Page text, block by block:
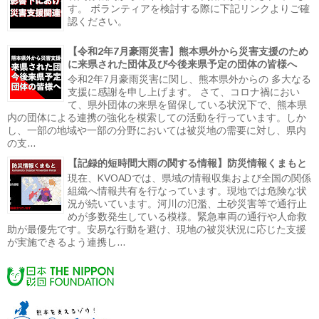
す。 ボランティアを検討する際に下記リンクよりご確
認ください。
【令和2年7月豪雨災害】熊本県外から災害支援のため
に来県された団体及び今後来県予定の団体の皆様へ
令和2年7月豪雨災害に関し、熊本県外からの 多大なる
支援に感謝を申し上げます。 さて、コロナ禍におい
て、県外団体の来県を留保している状況下で、熊本県
内の団体による連携の強化を模索しての活動を行っています。しか
し、一部の地域や一部の分野においては被災地の需要に対し、県内
の支...
【記録的短時間大雨の関する情報】防災情報くまもと
現在、KVOADでは、県域の情報収集および全国の関係
組織へ情報共有を行なっています。現地では危険な状
況が続いています。河川の氾濫、土砂災害等で通行止
めが多数発生している模様。緊急車両の通行や人命救
助が最優先です。安易な行動を避け、現地の被災状況に応じた支援
が実施できるよう連携し...